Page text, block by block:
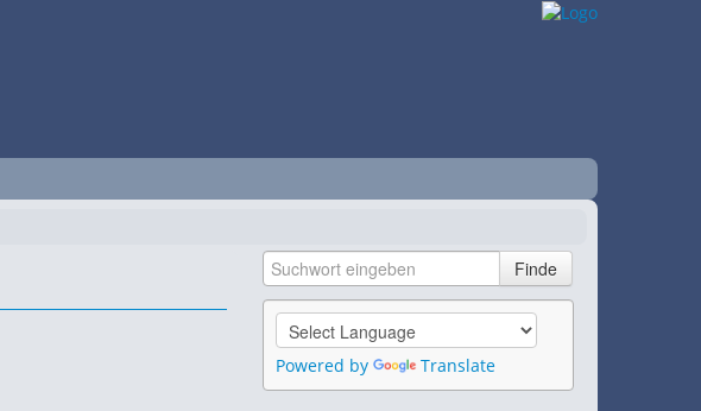
Powered by Translate